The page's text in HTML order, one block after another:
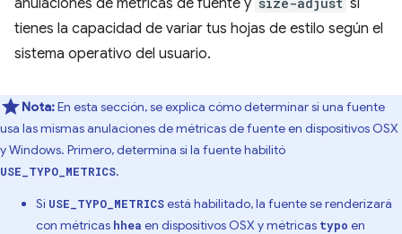
tienes la capacidad de variar tus hojas de estilo según el
sistema operativo del usuario.
Nota:En esta sección, se explica cómo determinar si una fuente
usa las mismas anulaciones de métricas de fuente en dispositivos OSX
y Windows. Primero, determina si la fuente habilitó
USE_TYPO_METRICS.
Si USE_TYPO_METRICSestá habilitado, la fuente se renderizará
con métricas hhea en dispositivos OSX y métricas typo en